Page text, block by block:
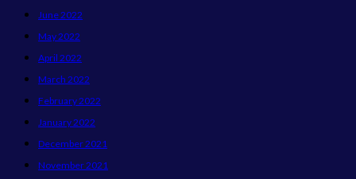
June 2022
May 2022
April 2022
March 2022
February 2022
January 2022
December 2021
November 2021